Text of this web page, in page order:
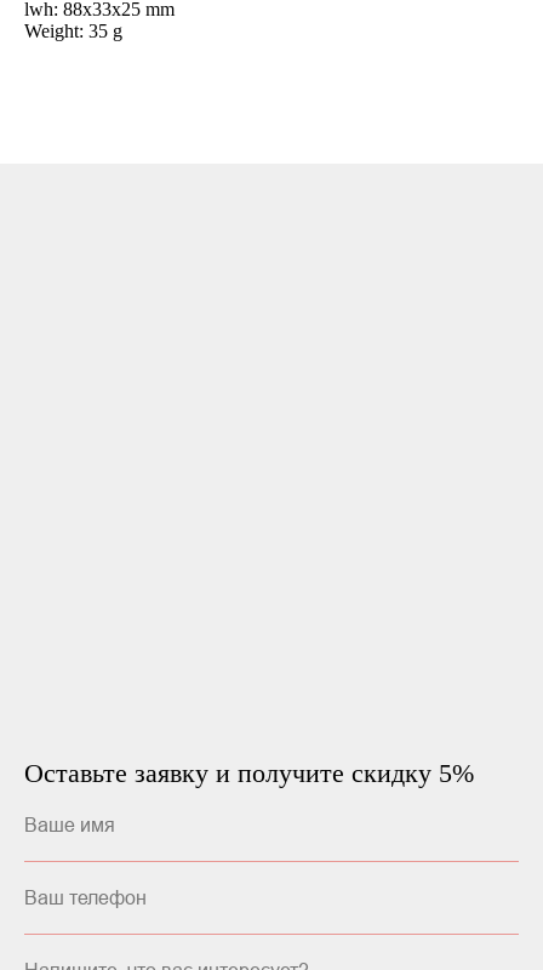
lwh: 88x33x25 mm
Weight: 35 g
Оставьте заявку и получите скидку 5%